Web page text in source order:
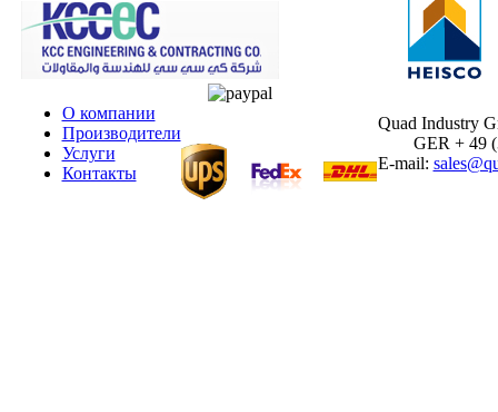
О компании
Производители
Услуги
Контакты
Quad Industry
GER + 49
E-mail: